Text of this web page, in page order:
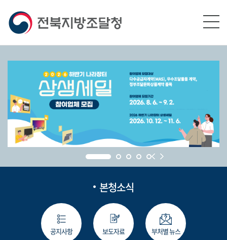
본청소식
공지사항 보도자료 부처별 뉴스